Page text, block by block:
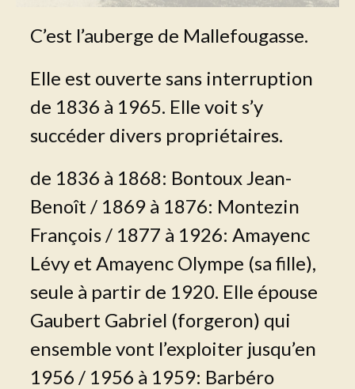
C’est l’auberge de Mallefougasse.
Elle est ouverte sans interruption
de 1836 à 1965. Elle voit s’y
succéder divers propriétaires.
de 1836 à 1868: Bontoux Jean-
Benoît / 1869 à 1876: Montezin
François / 1877 à 1926: Amayenc
Lévy et Amayenc Olympe (sa fille),
seule à partir de 1920. Elle épouse
Gaubert Gabriel (forgeron) qui
ensemble vont l’exploiter jusqu’en
1956 / 1956 à 1959: Barbéro